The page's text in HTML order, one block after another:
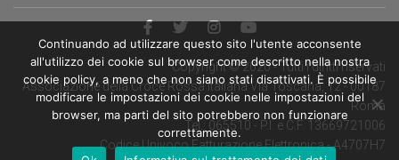
Copyright © 2020 - Tutti i diritti riservati
Associazione della Croce Rossa Italiana Via Toscana, 12 - 00187
Roma
Tel.: 065510 - P.I. e C.F. 13669721006
Codice Univoco Fatturazione Elettronica - A4707H7
Continuando ad utilizzare questo sito l'utente acconsente
all'utilizzo dei cookie sul browser come descritto nella nostra
cookie policy, a meno che non siano stati disattivati. È possibile
modificare le impostazioni dei cookie nelle impostazioni del
browser, ma parti del sito potrebbero non funzionare
correttamente.